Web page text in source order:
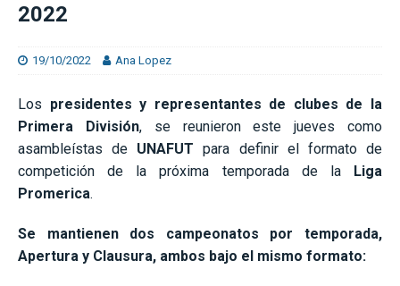
2022
19/10/2022 Ana Lopez
Los presidentes y representantes de clubes de la
Primera División, se reunieron este jueves como
asambleístas de UNAFUT para definir el formato de
competición de la próxima temporada de la Liga
Promerica.
Se mantienen dos campeonatos por temporada,
Apertura y Clausura, ambos bajo el mismo formato: